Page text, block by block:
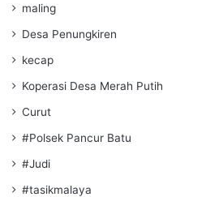
maling
Desa Penungkiren
kecap
Koperasi Desa Merah Putih
Curut
#Polsek Pancur Batu
#Judi
#tasikmalaya